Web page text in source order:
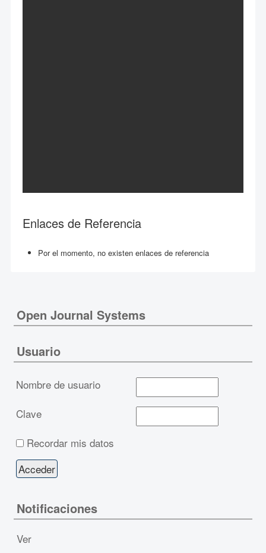
Enlaces de Referencia
Por el momento, no existen enlaces de referencia
Open Journal Systems
Usuario
Nombre de usuario
Clave
Recordar mis datos
Notificaciones
Ver